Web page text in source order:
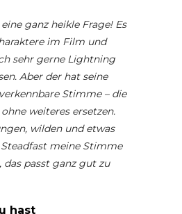
ganz heikle Frage! Es
im Film und
sehr gerne Lightning
Aber der hat seine
Stimme – die
weiteres ersetzen.
wilden und etwas
meine Stimme
das passt ganz gut zu
hast